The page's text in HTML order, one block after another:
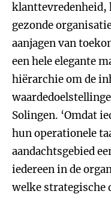
klanttevredenheid,
gezonde
aanjagen van
een hele elegante
hiërarchie om de
Solingen. ‘Omdat
hun operationele
aandachtsgebied
iedereen in de
welke